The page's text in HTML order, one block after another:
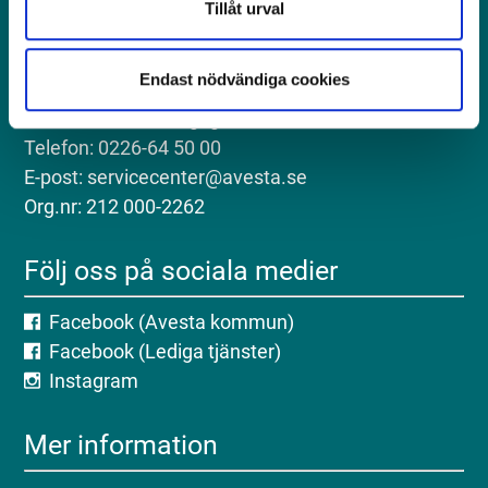
Tillåt urval
Endast nödvändiga cookies
Kontakt
Postadress: Avesta kommun, 774 81 Avesta
Besöksadress: Kungsgatan 18, Avesta
Telefon: 0226-64 50 00
E-post: servicecenter@avesta.se
Org.nr: 212 000-2262
Följ oss på sociala medier
Facebook (Avesta kommun)
Facebook (Lediga tjänster)
Instagram
Mer information